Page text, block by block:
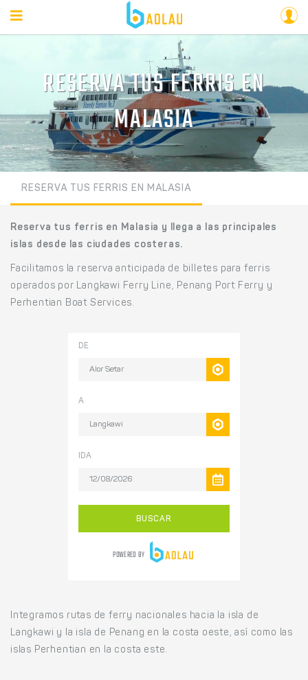
RESERVA TUS FERRIS EN
MALASIA
RESERVA TUS FERRIS EN MALASIA
Reserva tus ferris en Malasia y llega a las principales
islas desde las ciudades costeras.
Facilitamos la reserva anticipada de billetes para ferris
operados por Langkawi Ferry Line, Penang Port Ferry y
Perhentian Boat Services.
Integramos rutas de ferry nacionales hacia la isla de
Langkawi y la isla de Penang en la costa oeste, así como las
islas Perhentian en la costa este.